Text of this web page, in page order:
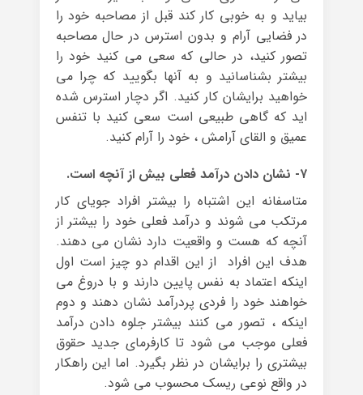
بیاید و به خوبی کار کند قبل از مصاحبه خود را
در فضایی آرام و بدون استرس در حال مصاحبه
تصور کنید، در حالی که سعی می کنید خود را
بیشتر بشناسانید و به آنها بگویید که چرا می
خواهید برایشان کار کنید. اگر دچار استرس شده
اید که گاهی طبیعی است سعی کنید با تنفس
عمیق و القای آرامش ، خود را آرام کنید.
۷- نشان دادن درآمد فعلی بیش از آنچه است.
متاسفانه این اشتباه را بیشتر افراد جویای کار
مرتکب می شوند و درآمد فعلی خود را بیشتر از
آنچه که هست و واقعیت دارد نشان می دهند.
هدف این افراد از این اقدام دو چیز است اول
اینکه اعتماد به نفس پایین دارند و با دروغ می
خواهند خود را فردی پردرآمد نشان دهند و دوم
اینکه ، تصور می کنند بیشتر جلوه دادن درآمد
فعلی موجب می شود تا کارفرمای جدید حقوق
بیشتری را برایشان در نظر بگیرد. اما این راهکار
در واقع نوعی ریسک محسوب می شود.